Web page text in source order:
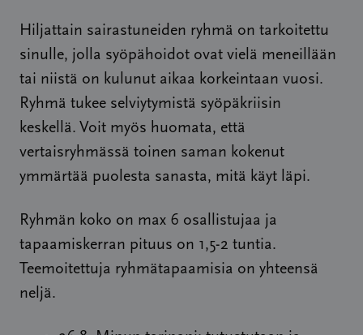
Hiljattain sairastuneiden ryhmä on tarkoitettu
sinulle, jolla syöpähoidot ovat vielä meneillään
tai niistä on kulunut aikaa korkeintaan vuosi.
Ryhmä tukee selviytymistä syöpäkriisin
keskellä. Voit myös huomata, että
vertaisryhmässä toinen saman kokenut
ymmärtää puolesta sanasta, mitä käyt läpi.
Ryhmän koko on max 6 osallistujaa ja
tapaamiskerran pituus on 1,5-2 tuntia.
Teemoitettuja ryhmätapaamisia on yhteensä
neljä.